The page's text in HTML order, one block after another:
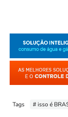
Tags # isso é